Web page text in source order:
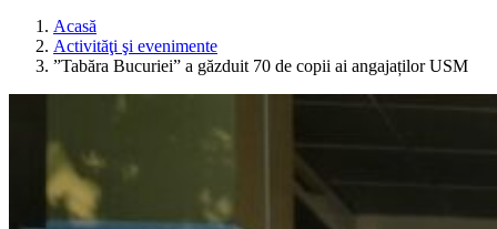
Acasă
Activităţi şi evenimente
”Tabăra Bucuriei” a găzduit 70 de copii ai angajaților USM